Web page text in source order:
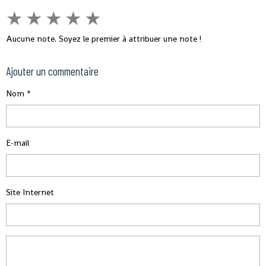
★ ★ ★ ★ ★
Aucune note. Soyez le premier à attribuer une note !
Ajouter un commentaire
Nom
E-mail
Site Internet